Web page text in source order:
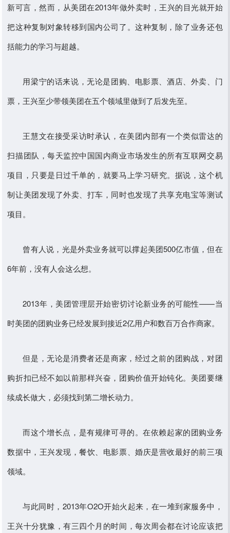
新可言，然而，从美团在2013年做外卖时，王兴的目光就开始
把这种复制对象转移到国内公司了。这种复制，除了业务还包
括能力的学习与超越。
用梁宁的话来说，无论是团购、电影票、酒店、外卖、门
票，王兴至少带领美团在五个领域里做到了后发先至。
王慧文在接受采访时承认，在美团内部有一个类似雷达的
扫描团队，每天监控中国国内商业市场发生的所有互联网交易
项目，只要是日过千单的，就要马上学习研究。据说，这个机
制让美团发现了外卖、打车，同时也发现了共享充电宝等测试
项目。
曾有人说，光是外卖业务就可以撑起美团500亿市值，但在
6年前，没有人会这么想。
2013年，美团管理层开始密切讨论新业务的可能性——当
时美团的团购业务已经发展到接近2亿用户和数百万合作商家。
但是，无论是消费者还是商家，经过之前的团购战，对团
购折扣已经不如以前那样兴奋，团购价值开始钝化。美团要继
续成长做大，必须找到第二增长动力。
而这个增长点，是有规律可寻的。在依赖起家的团购业务
数据中，王兴发现，餐饮、电影票、婚庆是营收最好的前三项
领域。
与此同时，2013年O2O开始火起来，在一堆到家服务中，
王兴十分犹豫，有三四个月的时间，每次周会都在讨论应该把